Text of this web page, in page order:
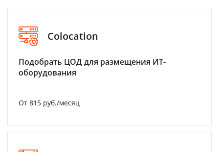
Colocation
Подобрать ЦОД для размещения ИТ-
оборудования
От 815 руб./месяц